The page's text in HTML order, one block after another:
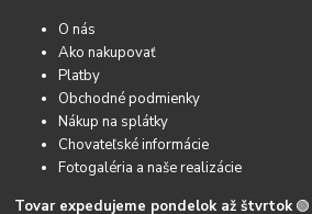
O nás
Ako nakupovať
Platby
Obchodné podmienky
Nákup na splátky
Chovateľské informácie
Fotogaléria a naše realizácie
Tovar expedujeme pondelok až štvrtok 🟢